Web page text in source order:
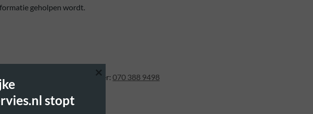
geholpen wordt.
– 17:00) of op telefoonnummer: 070 388 9498
stopt
×